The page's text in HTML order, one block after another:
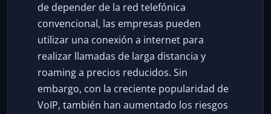
de depender de la red telefónica
convencional, las empresas pueden
utilizar una conexión a internet para
realizar llamadas de larga distancia y
roaming a precios reducidos. Sin
embargo, con la creciente popularidad de
VoIP, también han aumentado los riesgos